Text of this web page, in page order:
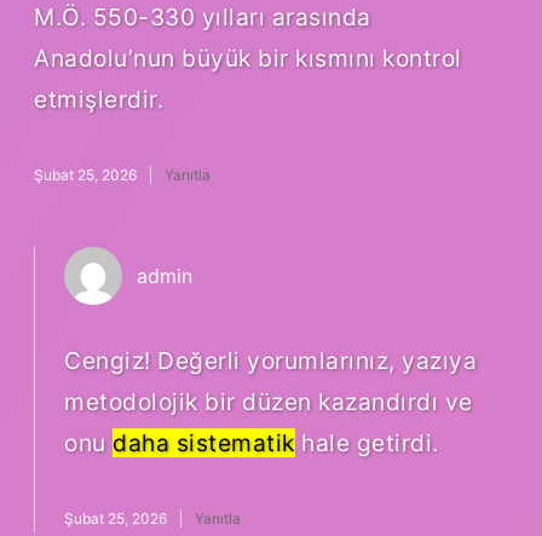
M.Ö. 550-330 yılları arasında
Anadolu’nun büyük bir kısmını kontrol
etmişlerdir.
Şubat 25, 2026 Yanıtla
admin
Cengiz! Değerli yorumlarınız, yazıya
metodolojik bir düzen kazandırdı ve
onu daha sistematik hale getirdi.
Şubat 25, 2026 Yanıtla